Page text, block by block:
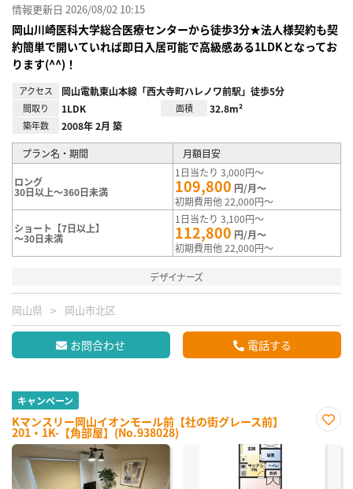
情報更新日 2026/08/02 10:15
岡山川崎医科大学総合医療センターから徒歩3分★法人様契約も契
約簡単で開いていれば即日入居可能で高級感ある1LDKとなってお
ります(^^)！
アクセス 岡山電軌東山本線「西大寺町ハレノワ前駅」徒歩5分
間取り 1LDK 面積 32.8m²
築年数 2008年 2月 築
プラン名・期間 月額目安
ロング
30日以上～360日未満
1日当たり 3,000円～
109,800 円/月～
初期費用他 22,000円～
ショート【7日以上】
～30日未満
1日当たり 3,100円～
112,800 円/月～
初期費用他 22,000円～
デザイナーズ
岡山県 岡山市北区
お問合わせ 電話する
キャンペーン
Kマンスリー岡山イオンモール前【社の街グレース前】
201・1K-【角部屋】(No.938028)
に入